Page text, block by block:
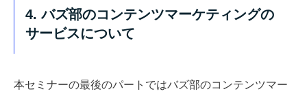
4. バズ部のコンテンツマーケティングの
サービスについて
本セミナーの最後のパートではバズ部のコンテンツマー